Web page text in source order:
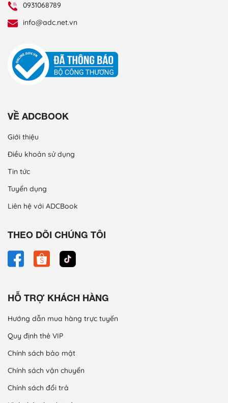
0931068789
info@adc.net.vn
VỀ ADCBOOK
Giới thiệu
Điều khoản sử dụng
Tin tức
Tuyển dụng
Liên hệ với ADCBook
THEO DÕI CHÚNG TÔI
HỖ TRỢ KHÁCH HÀNG
Hướng dẫn mua hàng trực tuyến
Quy định thẻ VIP
Chính sách bảo mật
Chính sách vận chuyển
Chính sách đổi trả